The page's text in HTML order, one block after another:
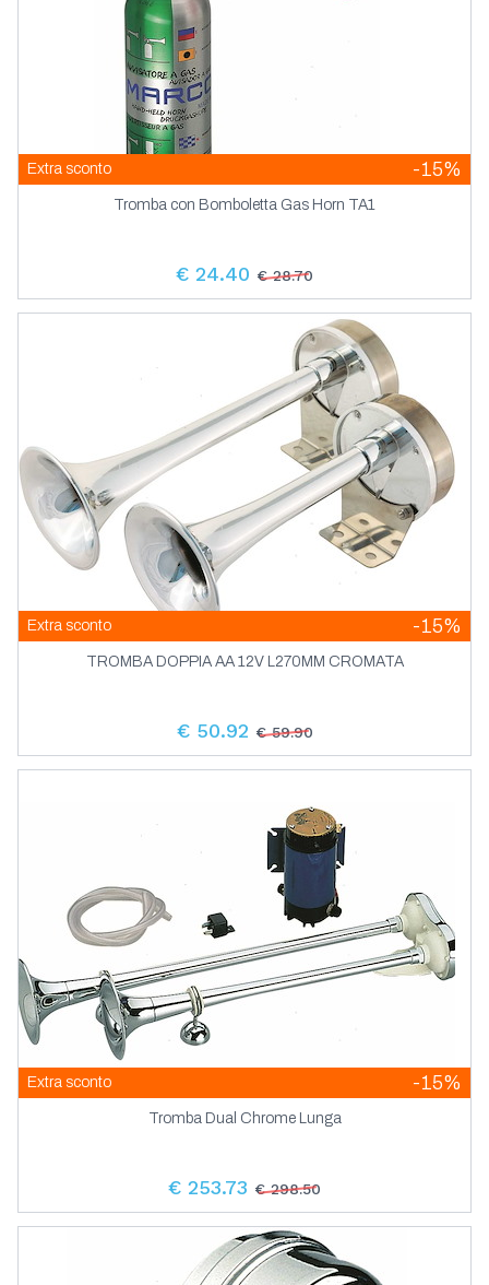
Extra sconto -15%
Tromba con Bomboletta Gas Horn TA1
€ 24.40 € 28.70
Extra sconto -15%
TROMBA DOPPIA AA 12V L270MM CROMATA
€ 50.92 € 59.90
Extra sconto -15%
Tromba Dual Chrome Lunga
€ 253.73 € 298.50